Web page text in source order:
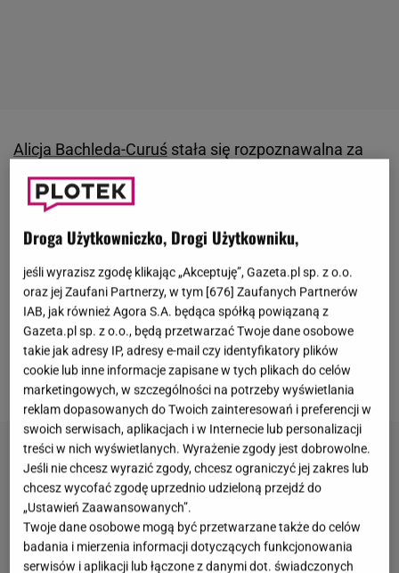
Alicja Bachleda-Curuś stała się rozpoznawalna za
granicą za sprawą głośnego związku z
Farellem. Para ma z tego związku syna, Henryka
Tadeusza. Niestety ich małżeństwo nie przetrwało
próby czasu. W styczniu 2011 roku
Bachleda-Curuś
oficjalnie potwierdziła swoje rozstanie z Farrellem.
Teraz światło dzienne ujrzały nowe fakty z życia
byłej gwiazdorskiej pary. Okazuje się, że nie mogą
się dogadać w sprawie syna. Wszystko przez
zmianę planów.
Droga Użytkowniczko, Drogi Użytkowniku,
jeśli wyrazisz zgodę klikając „Akceptuję”, Gazeta.pl sp. z o.o.
oraz jej Zaufani Partnerzy, w tym [676] Zaufanych Partnerów
IAB, jak również Agora S.A. będąca spółką powiązaną z
Gazeta.pl sp. z o.o., będą przetwarzać Twoje dane osobowe
takie jak adresy IP, adresy e-mail czy identyfikatory plików
cookie lub inne informacje zapisane w tych plikach do celów
marketingowych, w szczególności na potrzeby wyświetlania
reklam dopasowanych do Twoich zainteresowań i preferencji w
swoich serwisach, aplikacjach i w Internecie lub personalizacji
treści w nich wyświetlanych. Wyrażenie zgody jest dobrowolne.
Jeśli nie chcesz wyrazić zgody, chcesz ograniczyć jej zakres lub
chcesz wycofać zgodę uprzednio udzieloną przejdź do
„Ustawień Zaawansowanych”.
Twoje dane osobowe mogą być przetwarzane także do celów
badania i mierzenia informacji dotyczących funkcjonowania
serwisów i aplikacji lub łączone z danymi dot. świadczonych